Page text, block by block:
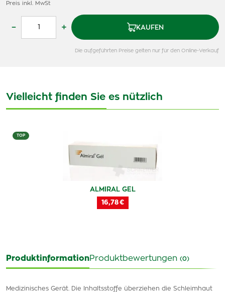
Preis inkl. MwSt
– + KAUFEN
Die aufgeführten Preise gelten nur für den Online-Verkauf
Vielleicht finden Sie es nützlich
TOP
ALMIRAL GEL
16,78 €
ProduktinformationProduktbewertungen (0)
Medizinisches Gerät. Die Inhaltsstoffe überziehen die Schleimhaut